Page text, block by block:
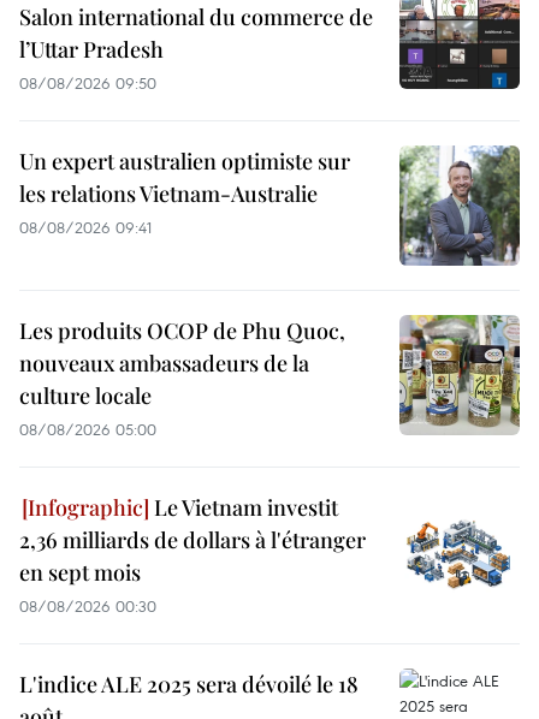
Salon international du commerce de
l’Uttar Pradesh
08/08/2026 09:50
Un expert australien optimiste sur
les relations Vietnam-Australie
08/08/2026 09:41
Les produits OCOP de Phu Quoc,
nouveaux ambassadeurs de la
culture locale
08/08/2026 05:00
Le Vietnam investit
2,36 milliards de dollars à l'étranger
en sept mois
08/08/2026 00:30
L'indice ALE 2025 sera dévoilé le 18